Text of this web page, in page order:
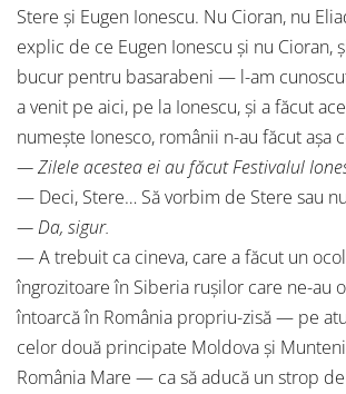
Stere şi Eugen Ionescu. Nu Cioran, nu
explic de ce Eugen Ionescu şi nu Cioran,
bucur pentru basarabeni — l-am
a venit pe aici, pe la Ionescu, şi a făcut
numeşte Ionesco, românii n-au făcut aşa
— Zilele acestea ei au făcut Festivalul
— Deci, Stere… Să vorbim de Stere sau
— Da, sigur.
— A trebuit ca cineva, care a făcut un
îngrozitoare în Siberia ruşilor care ne-au
întoarcă în România propriu-zisă — pe
celor două principate Moldova şi
România Mare — ca să aducă un strop